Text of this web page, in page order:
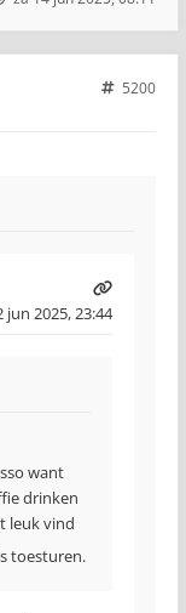
5200
jun 2025, 23:44
want
drinken
leuk vind
toesturen.